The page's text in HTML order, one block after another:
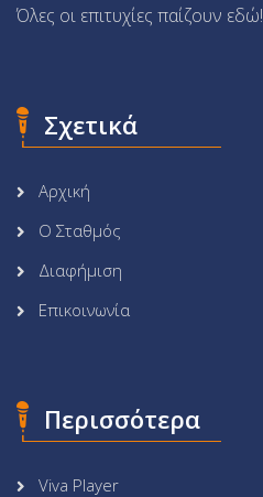
Όλες οι επιτυχίες παίζουν εδώ!
Σχετικά
Αρχική
Ο Σταθμός
Διαφήμιση
Επικοινωνία
Περισσότερα
Viva Player